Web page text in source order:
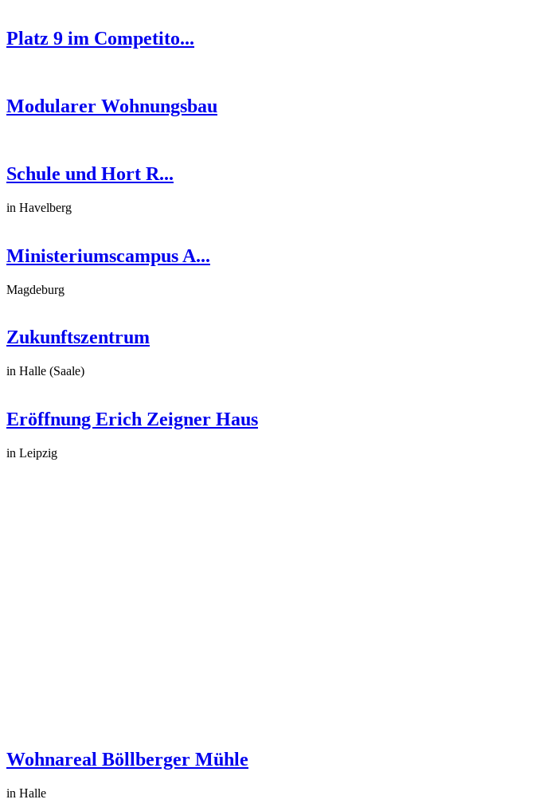
Platz 9 im Competito...
Modularer Wohnungsbau
Schule und Hort R...
in Havelberg
Ministeriumscampus A...
Magdeburg
Zukunftszentrum
in Halle (Saale)
Eröffnung Erich Zeigner Haus
in Leipzig
Wohnareal Böllberger Mühle
in Halle